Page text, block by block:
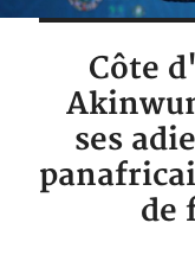
Côte
ses
de